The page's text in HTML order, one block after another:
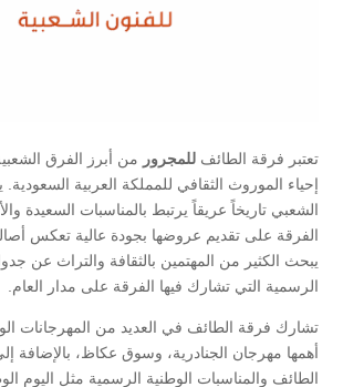
تعتبر فرقة الطائف للمجرور من أبرز الفرق
إحياء الموروث الثقافي للمملكة العربية السعودية.
الشعبي تاريخاً عريقاً يرتبط بالمناسبات السعيدة
الفرقة على تقديم عروضها بجودة عالية تعكس
يبحث الكثير من المهتمين بالثقافة والتراث عن
الرسمية التي تشارك فيها الفرقة على مدار العام.
​تشارك فرقة الطائف في العديد من المهرجانات
أهمها مهرجان الجنادرية، وسوق عكاظ، بالإضافة
الطائف والمناسبات الوطنية الرسمية مثل اليوم